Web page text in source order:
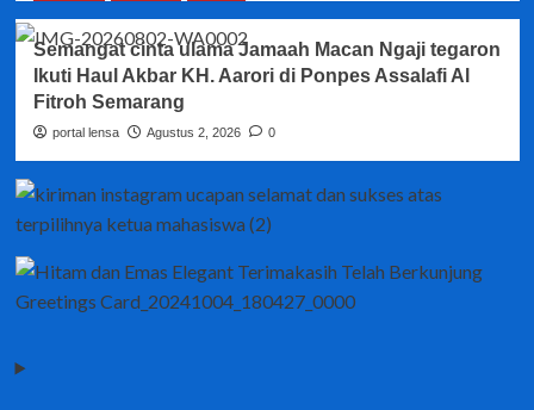
Semangat cinta ulama Jamaah Macan Ngaji tegaron
Ikuti Haul Akbar KH. Aarori di Ponpes Assalafi Al
Fitroh Semarang
portal lensa Agustus 2, 2026 0